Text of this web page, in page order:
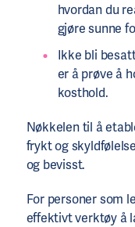
hvordan du
gjøre sunne
Ikke bli
er å prøve å
kosthold.
Nøkkelen til å
frykt og
og bevisst.
For personer som
effektivt verktøy å